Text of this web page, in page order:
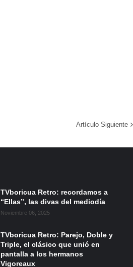
Artículo Siguiente
TVboricua Retro: recordamos a
“Ellas”, las divas del mediodía
Noviembre 06, 2025
TVboricua Retro: Parejo, Doble y
Triple, el clásico que unió en
pantalla a los hermanos
Vigoreaux